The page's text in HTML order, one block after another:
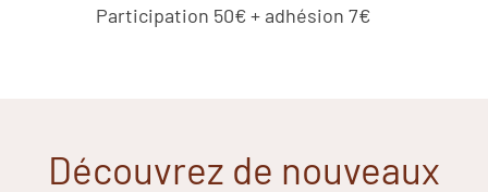
Participation 50€ + adhésion 7€
Découvrez de nouveaux